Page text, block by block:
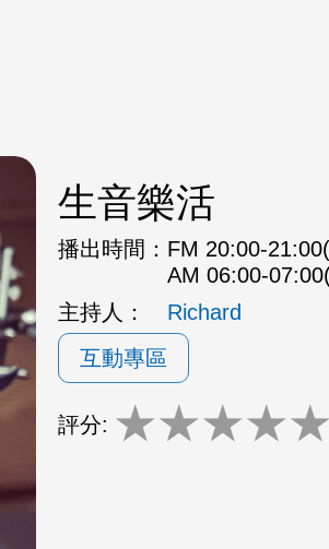
生音樂活
播出時間： FM 20:00-
AM 06:00-
主持人：
Richard
互動專區
評分: ★★★★★